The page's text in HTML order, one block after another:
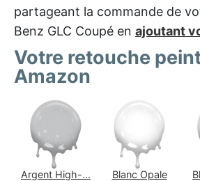
partageant la commande de
Benz GLC Coupé en ajoutant
Votre retouche
Amazon
Argent High-... Blanc Opale